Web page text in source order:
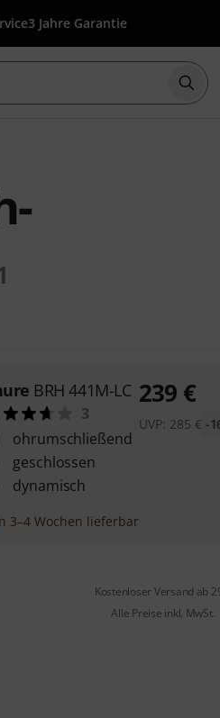
3 Jahre Garantie
BRH 441M-LC
3
ohrumschließend
geschlossen
dynamisch
3–4 Wochen lieferbar
239 €
UVP: 285 € -
Kostenloser Versand ab
Alle Preise inkl. MwSt.